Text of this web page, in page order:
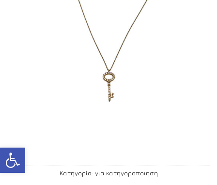
Ανοίξτε τη γραμμή εργαλείων
Κατηγορία: για κατηγοροποιηση